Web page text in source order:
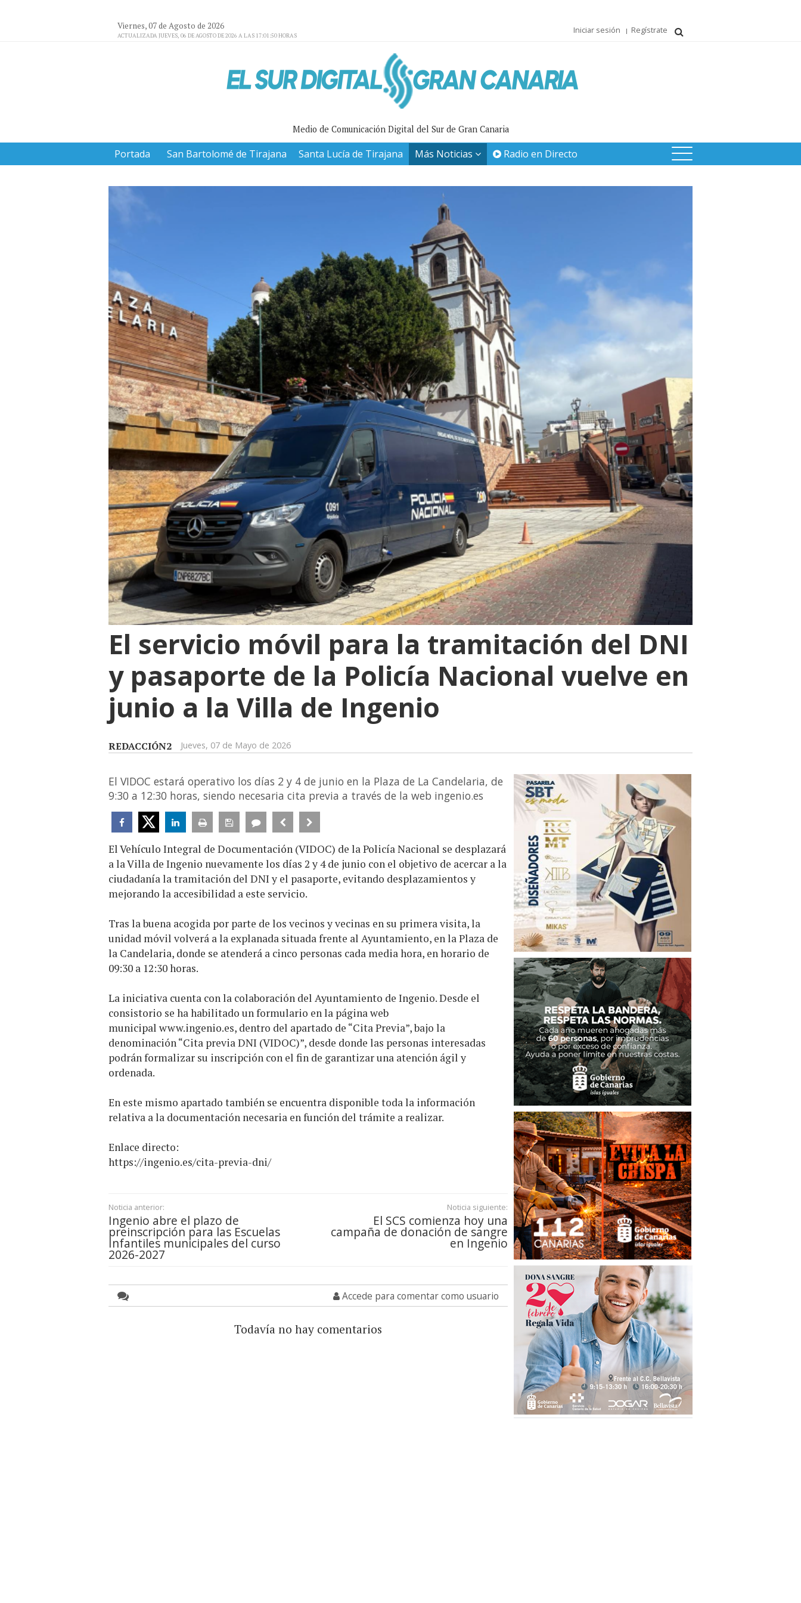
Viernes, 07 de Agosto de 2026
ACTUALIZADA JUEVES, 06 DE AGOSTO DE 2026 A LAS 17:01:50 HORAS
Iniciar sesión Regístrate
Medio de Comunicación Digital del Sur de Gran Canaria
Portada San Bartolomé de Tirajana Santa Lucía de Tirajana Más Noticias Radio en Directo
El servicio móvil para la tramitación del DNI
y pasaporte de la Policía Nacional vuelve en
junio a la Villa de Ingenio
REDACCIÓN2 Jueves, 07 de Mayo de 2026
El VIDOC estará operativo los días 2 y 4 de junio en la Plaza de La Candelaria, de
9:30 a 12:30 horas, siendo necesaria cita previa a través de la web ingenio.es
El Vehículo Integral de Documentación (VIDOC) de la Policía Nacional se desplazará
a la Villa de Ingenio nuevamente los días 2 y 4 de junio con el objetivo de acercar a la
ciudadanía la tramitación del DNI y el pasaporte, evitando desplazamientos y
mejorando la accesibilidad a este servicio.
Tras la buena acogida por parte de los vecinos y vecinas en su primera visita, la
unidad móvil volverá a la explanada situada frente al Ayuntamiento, en la Plaza de
la Candelaria, donde se atenderá a cinco personas cada media hora, en horario de
09:30 a 12:30 horas.
La iniciativa cuenta con la colaboración del Ayuntamiento de Ingenio. Desde el
consistorio se ha habilitado un formulario en la página web
municipal www.ingenio.es, dentro del apartado de “Cita Previa”, bajo la
denominación “Cita previa DNI (VIDOC)”, desde donde las personas interesadas
podrán formalizar su inscripción con el fin de garantizar una atención ágil y
ordenada.
En este mismo apartado también se encuentra disponible toda la información
relativa a la documentación necesaria en función del trámite a realizar.
Enlace directo:
https://ingenio.es/cita-previa-dni/
Noticia anterior:
Ingenio abre el plazo de
preinscripción para las Escuelas
Infantiles municipales del curso
2026-2027
Noticia siguiente:
El SCS comienza hoy una
campaña de donación de sangre
en Ingenio
Accede para comentar como usuario
Todavía no hay comentarios